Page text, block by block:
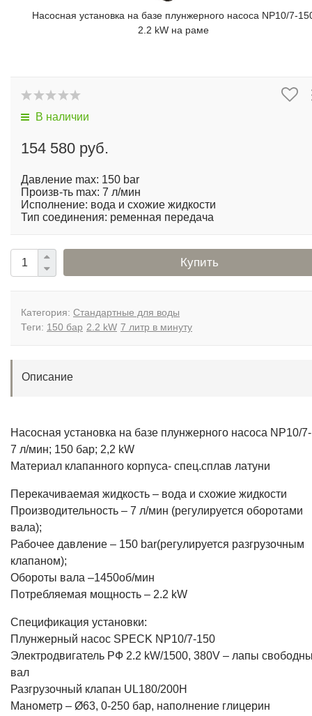
Насосная установка на базе плунжерного насоса NP10/7-
2.2 kW на раме
В наличии
154 580 руб.
Давление max: 150 bar
Произв-ть max: 7 л/мин
Исполнение: вода и схожие жидкости
Тип соединения: ременная передача
Купить
Категория: Стандартные для воды
Теги: 150 бар 2.2 kW 7 литр в минуту
Описание
Насосная установка на базе плунжерного насоса NP10/
7 л/мин; 150 бар; 2,2 kW
Материал клапанного корпуса- спец.сплав латуни
Перекачиваемая жидкость – вода и схожие жидкости
Производительность – 7 л/мин (регулируется оборотами
вала);
Рабочее давление – 150 bar(регулируется разгрузочным
клапаном);
Обороты вала –1450об/мин
Потребляемая мощность – 2.2 kW
Спецификация установки:
Плунжерный насос SPECK NP10/7-150
Электродвигатель РФ 2.2 kW/1500, 380V – лапы
вал
Разгрузочный клапан UL180/200H
Манометр – Ø63, 0-250 бар, наполнение глицерин